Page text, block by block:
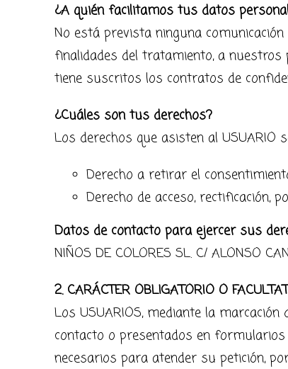
¿A quién facilitamos tus datos
No está prevista ninguna
finalidades del tratamiento, a nuestros
tiene suscritos los contratos de
¿Cuáles son tus derechos?
Los derechos que asisten al USUARIO
Derecho a retirar el
Derecho de acceso,
Datos de contacto para ejercer sus
NIÑOS DE COLORES SL. C/ ALONSO
2. CARÁCTER OBLIGATORIO O
Los USUARIOS, mediante la
contacto o presentados en
necesarios para atender su petición,